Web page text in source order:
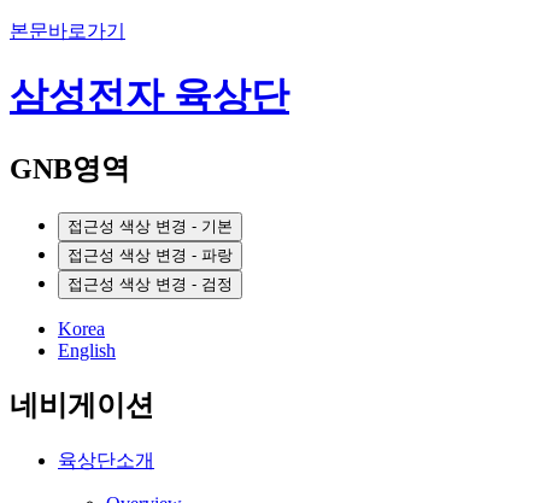
본문바로가기
삼성전자 육상단
GNB영역
접근성 색상 변경 - 기본
접근성 색상 변경 - 파랑
접근성 색상 변경 - 검정
Korea
English
네비게이션
육상단소개